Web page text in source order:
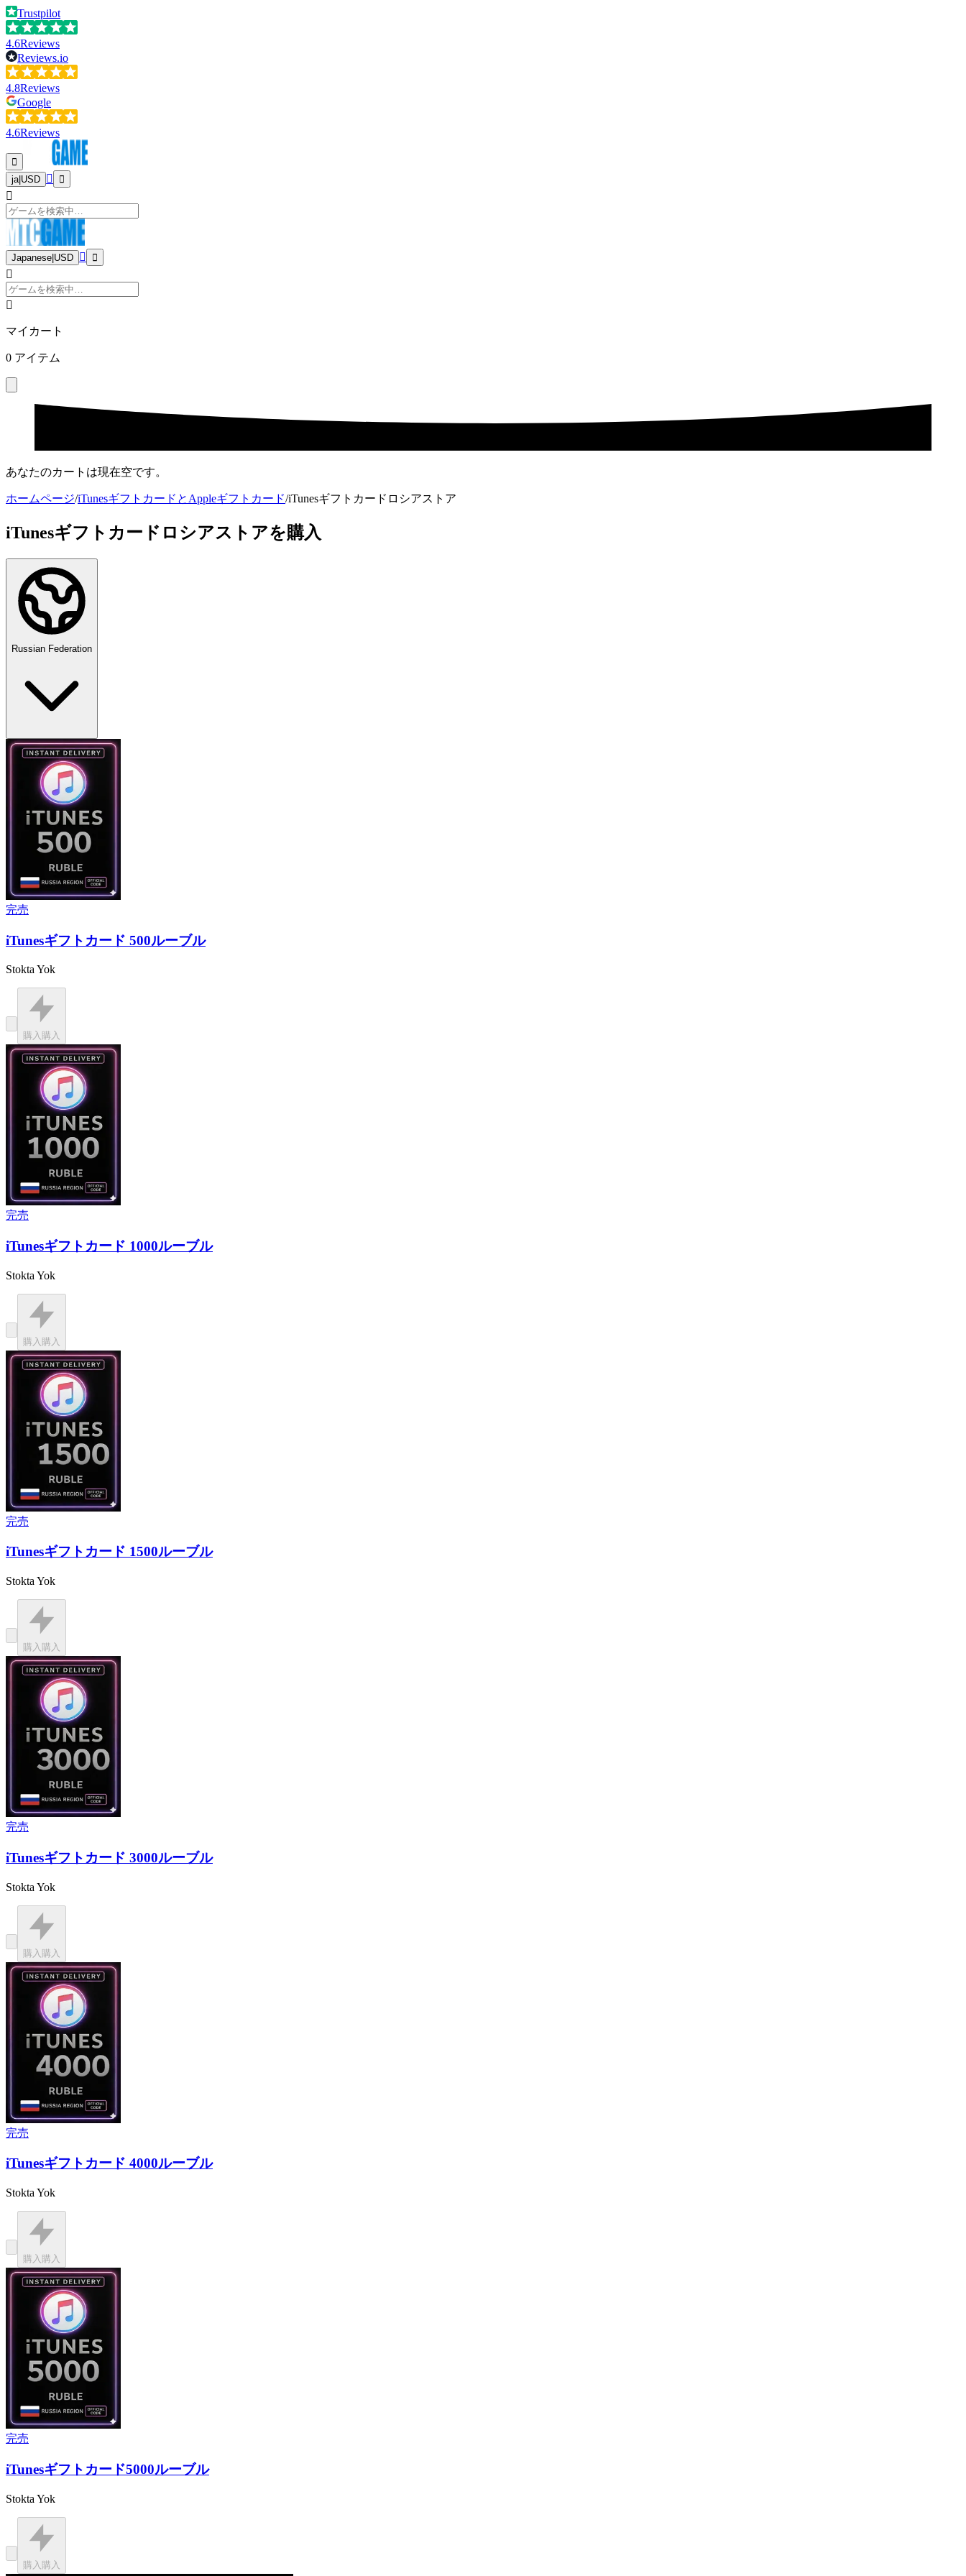
Trustpilot
4.6Reviews
Reviews.io
4.8Reviews
Google
4.6Reviews
ja| USD
Japanese USD
マイカート
0 アイテム
あなたのカートは現在空です。
ホームページ/iTunesギフトカードとAppleギフトカード/iTunesギフトカードロシアストア
iTunesギフトカードロシアストアを購入
Russian Federation
完売
iTunesギフトカード 500ルーブル
Stokta Yok
購入 購入
完売
iTunesギフトカード 1000ルーブル
Stokta Yok
購入 購入
完売
iTunesギフトカード 1500ルーブル
Stokta Yok
購入 購入
完売
iTunesギフトカード 3000ルーブル
Stokta Yok
購入 購入
完売
iTunesギフトカード 4000ルーブル
Stokta Yok
購入 購入
完売
iTunesギフトカード5000ルーブル
Stokta Yok
購入 購入